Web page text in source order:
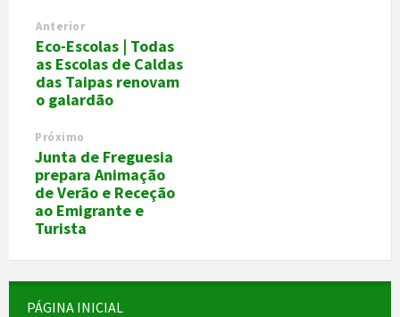
Anterior
Eco-Escolas | Todas
as Escolas de Caldas
das Taipas renovam
o galardão
Próximo
Junta de Freguesia
prepara Animação
de Verão e Receção
ao Emigrante e
Turista
PÁGINA INICIAL